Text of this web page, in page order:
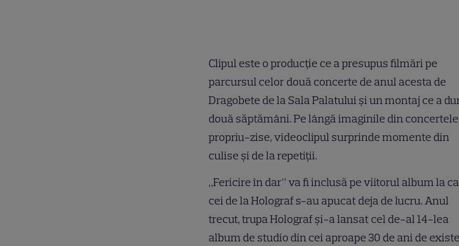
Clipul este o producţie ce a presupus filmări pe
parcursul celor două concerte de anul acesta de
Dragobete de la Sala Palatului şi un montaj ce a
două săptămâni. Pe lângă imaginile din concertele
propriu-zise, videoclipul surprinde momente din
culise şi de la repetiţii.
„Fericire în dar” va fi inclusă pe viitorul album la
cei de la Holograf s-au apucat deja de lucru. Anul
trecut, trupa Holograf şi-a lansat cel de-al 14-lea
album de studio din cei aproape 30 de ani de